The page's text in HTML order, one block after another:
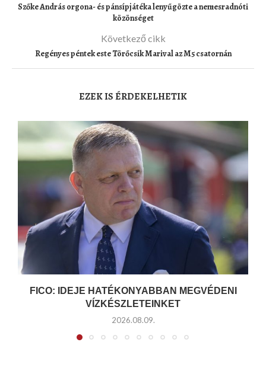
Szőke András orgona- és pánsípjátéka lenyűgözte a nemesradnóti
közönséget
Következő cikk
Regényes péntek este Törőcsik Marival az M5 csatornán
EZEK IS ÉRDEKELHETIK
FICO: IDEJE HATÉKONYABBAN MEGVÉDENI
VÍZKÉSZLETEINKET
2026.08.09.